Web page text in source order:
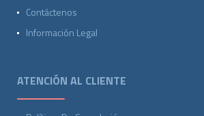
Contáctenos
Información Legal
ATENCIÓN AL CLIENTE